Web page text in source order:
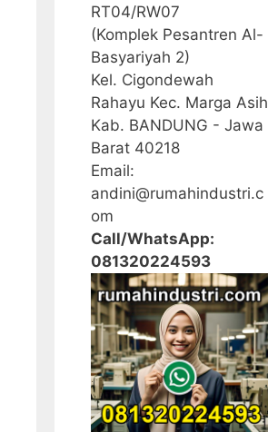
RT04/RW07
(Komplek Pesantren Al-
Basyariyah 2)
Kel. Cigondewah
Rahayu Kec. Marga Asih
Kab. BANDUNG - Jawa
Barat 40218
Email:
andini@rumahindustri.c
om
Call/WhatsApp:
081320224593